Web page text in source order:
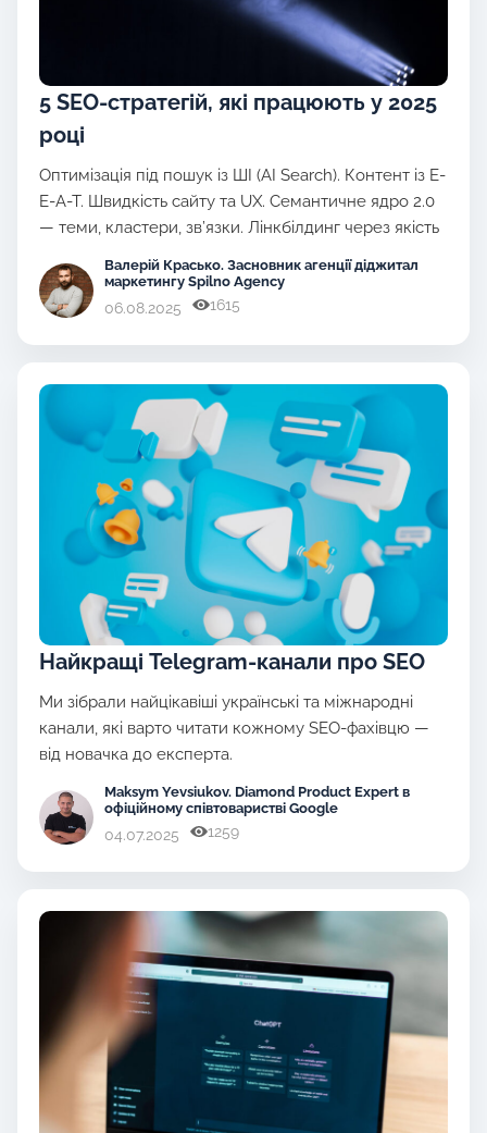
5 SEO-стратегій, які працюють у 2025
році
Оптимізація під пошук із ШІ (AI Search). Контент із E-
E-A-T. Швидкість сайту та UX. Семантичне ядро 2.0
— теми, кластери, зв’язки. Лінкбілдинг через якість
Валерій Красько. Засновник агенції діджитал
маркетингу Spilno Agency
06.08.2025 1615
Найкращі Telegram-канали про SEO
Ми зібрали найцікавіші українські та міжнародні
канали, які варто читати кожному SEO-фахівцю —
від новачка до експерта.
Maksym Yevsiukov. Diamond Product Expert в
офіційному співтоваристві Google
04.07.2025 1259